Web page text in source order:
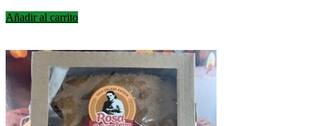
Añadir al carrito